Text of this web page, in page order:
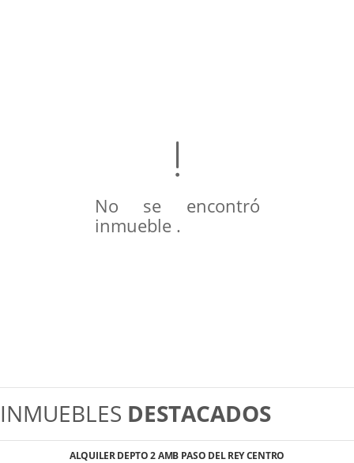
No se encontró
inmueble .
INMUEBLES DESTACADOS
ALQUILER DEPTO 2 AMB PASO DEL REY CENTRO